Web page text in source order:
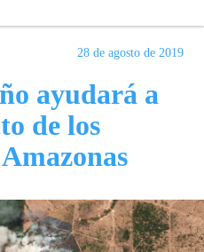
28 de agosto de 2019
ayudará a
de los